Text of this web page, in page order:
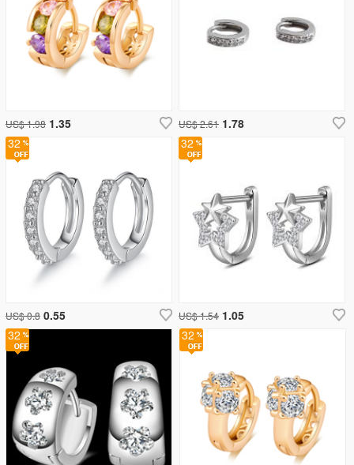
32
US$ 0.8 0.55
32
US$ 2.61 1.78
US$ 1.98 1.35
32
32
US$ 1.54 1.05